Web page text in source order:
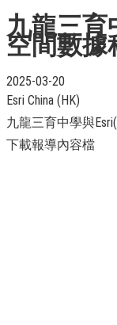
九龍三育
空間數據
2025-03-20
Esri China (HK)
九龍三育中學與
下載報導內容檔